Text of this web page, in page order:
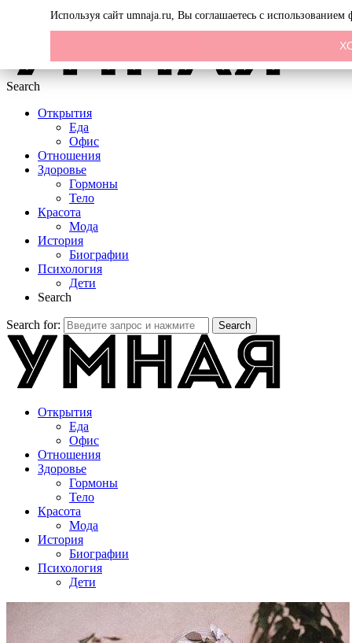
Search
Открытия
Еда
Офис
Отношения
Здоровье
Гормоны
Тело
Красота
Мода
История
Биографии
Психология
Дети
Search
Search for: Search
Открытия
Еда
Офис
Отношения
Здоровье
Гормоны
Тело
Красота
Мода
История
Биографии
Психология
Дети
Используя сайт umnaja.ru, Вы соглашаетесь с использованием